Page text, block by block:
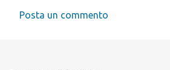
Posta un commento